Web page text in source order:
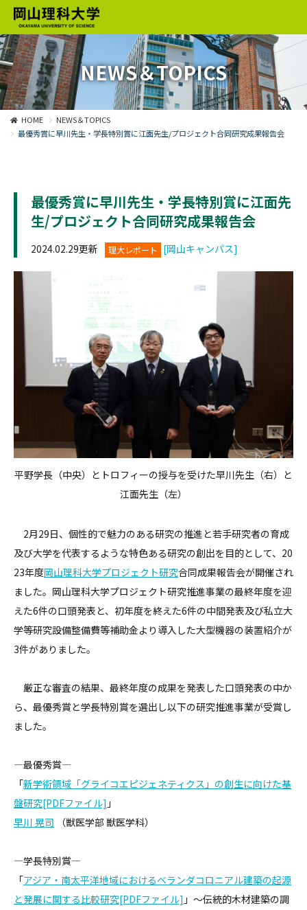
NEWS＆TOPICS
HOME
NEWS＆TOPICS
最優秀賞に早川先生・学長特別賞に江面先生/プロジェクト合同研究成果報告会
最優秀賞に早川先生・学長特別賞に江面先
生/プロジェクト合同研究成果報告会
2024.02.29更新 理大レポート [岡山キャンパス]
平野学長（中央）とトロフィーの授与を受けた早川先生（右）と
江面先生（左）
2月29日、個性的で魅力のある研究の推進と若手研究者の育成
及び大学を代表するような特色ある研究の創出を目的として、20
23年度岡山理科大学プロジェクト研究合同成果報告会が開催され
ました。岡山理科大学プロジェクト研究推進事業の最終年度を迎
えた6件の口頭発表と、初年度を終えた6件の中間発表及び私立大
学等研究設備整備費等補助金より導入した大型機器の装置紹介が
3件がありました。
厳正な審査の結果、最終年度の成果を発表した口頭発表の中か
ら、最優秀賞と学長特別賞を選出し以下の研究推進事業が受賞し
ました。
―最優秀賞―
「新学術領域「グライコエピジェネティクス」の創生に向けた基
盤研究[PDFファイル] 」
早川 晃司 （獣医学部 獣医学科）
―学長特別賞―
「アジア・南太平洋地域におけるベランダコロニアル建築の起源
と発展に関する比較研究[PDFファイル] 」～伝統的木材建築の調